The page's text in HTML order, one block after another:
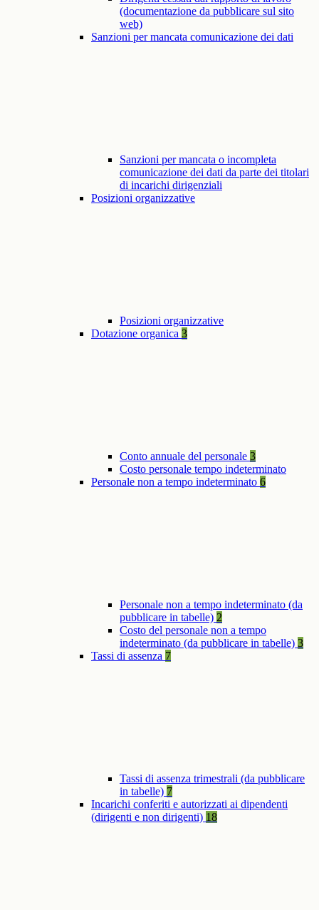
(documentazione da pubblicare sul sito
web)
Sanzioni per mancata comunicazione dei dati
Sanzioni per mancata o incompleta
comunicazione dei dati da parte dei titolari
di incarichi dirigenziali
Posizioni organizzative
Posizioni organizzative
Dotazione organica 3
Conto annuale del personale 3
Costo personale tempo indeterminato
Personale non a tempo indeterminato 6
Personale non a tempo indeterminato (da
pubblicare in tabelle) 2
Costo del personale non a tempo
indeterminato (da pubblicare in tabelle) 3
Tassi di assenza 7
Tassi di assenza trimestrali (da pubblicare
in tabelle) 7
Incarichi conferiti e autorizzati ai dipendenti
(dirigenti e non dirigenti) 18